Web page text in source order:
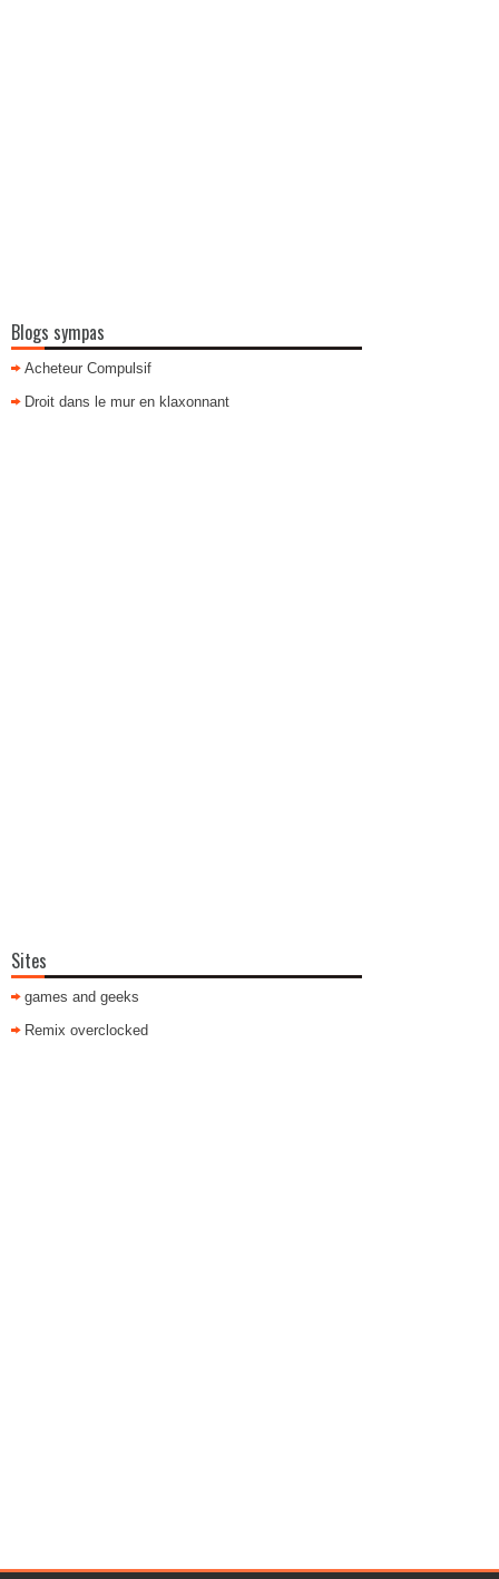
Blogs sympas
Acheteur Compulsif
Droit dans le mur en klaxonnant
Sites
games and geeks
Remix overclocked